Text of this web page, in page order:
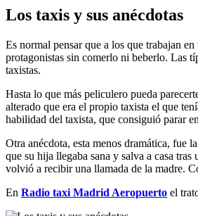
Los taxis y sus anécdotas
Es normal pensar que a los que trabajan en
protagonistas sin comerlo ni beberlo. Las
taxistas.
Hasta lo que más peliculero pueda
alterado que era el propio taxista el que
habilidad del taxista, que consiguió parar
Otra anécdota, esta menos dramática, fue
que su hija llegaba sana y salva a casa
volvió a recibir una llamada de la madre.
En Radio taxi Madrid Aeropuerto el